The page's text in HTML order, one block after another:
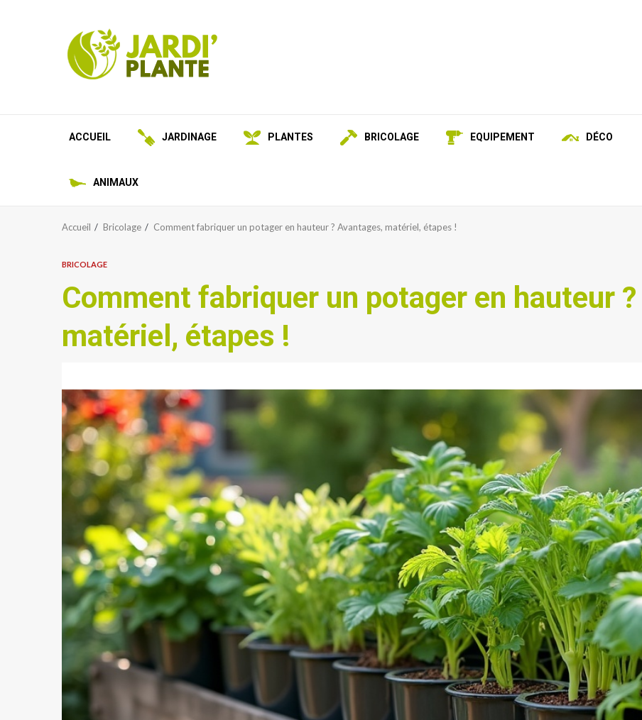
ACCUEIL JARDINAGE PLANTES BRICOLAGE EQUIPEMENT DÉCO
ANIMAUX
Accueil Bricolage Comment fabriquer un potager en hauteur ? Avantages, matériel, étapes !
BRICOLAGE
Comment fabriquer un potager en hauteur
matériel, étapes !